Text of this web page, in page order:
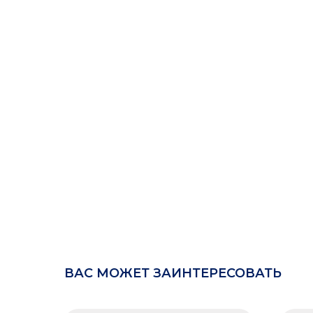
ВАС МОЖЕТ ЗАИНТЕРЕСОВАТЬ